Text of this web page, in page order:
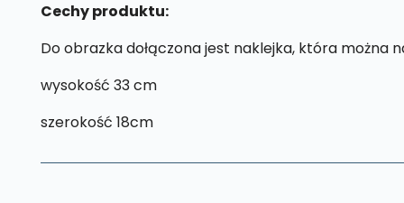
Cechy produktu:
Do obrazka dołączona jest naklejka, która można
wysokość 33 cm
szerokość 18cm